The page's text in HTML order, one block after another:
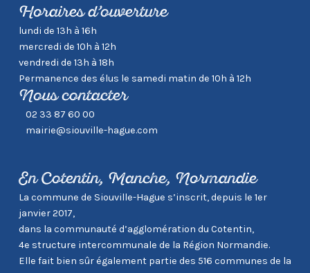
Horaires d’ouverture
lundi de 13h à 16h
mercredi de 10h à 12h
vendredi de 13h à 18h
Permanence des élus le samedi matin de 10h à 12h
Nous contacter
02 33 87 60 00
mairie@siouville-hague.com
En Cotentin, Manche, Normandie
La commune de Siouville-Hague s’inscrit, depuis le 1er
janvier 2017,
dans la communauté d’agglomération du Cotentin,
4e structure intercommunale de la Région Normandie.
Elle fait bien sûr également partie des 516 communes de la